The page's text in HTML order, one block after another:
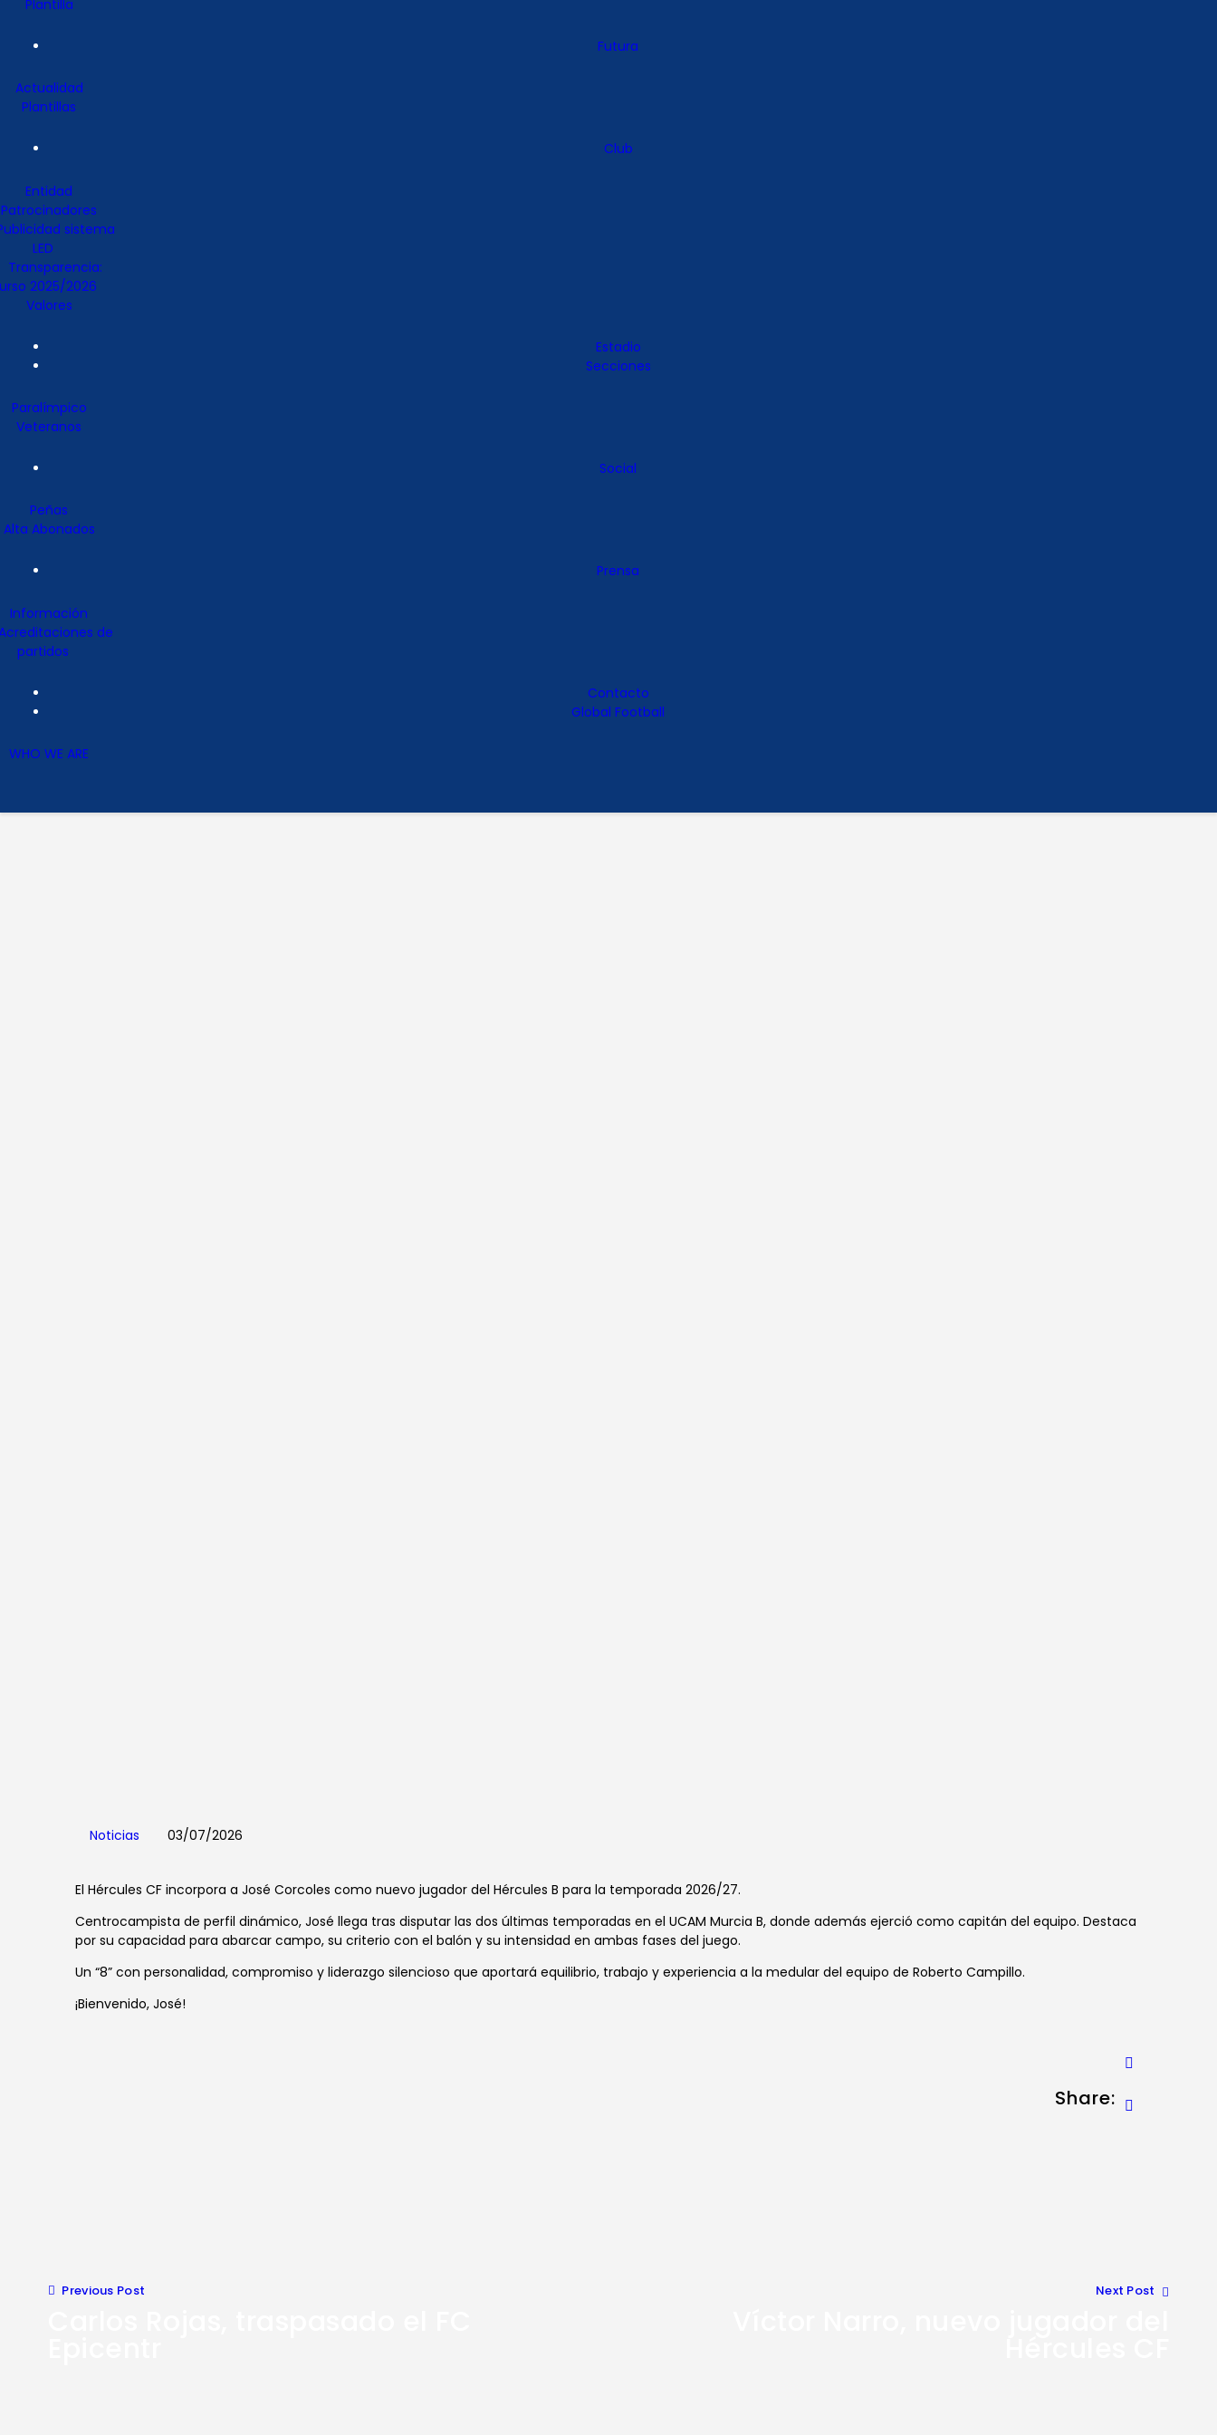
Plantilla
Futura
Actualidad
Plantillas
Club
Entidad
Patrocinadores
sistema
LED
Transparencia:
2025/2026
Valores
Estadio
Secciones
Paralímpico
Veteranos
Social
Peñas
Alta Abonados
Prensa
Información
de
partidos
Contacto
Global Football
WHO WE ARE
Noticias 03/07/2026
El Hércules CF incorpora a José Corcoles como nuevo jugador del Hércules B para la temporada 2026/27.
Centrocampista de perfil dinámico, José llega tras disputar las dos últimas temporadas en el UCAM Murcia B, donde además ejerció como capitán del equipo. Destaca
por su capacidad para abarcar campo, su criterio con el balón y su intensidad en ambas fases del juego.
Un “8” con personalidad, compromiso y liderazgo silencioso que aportará equilibrio, trabajo y experiencia a la medular del equipo de Roberto Campillo.
¡Bienvenido, José!
Share:
Previous Post Next Post